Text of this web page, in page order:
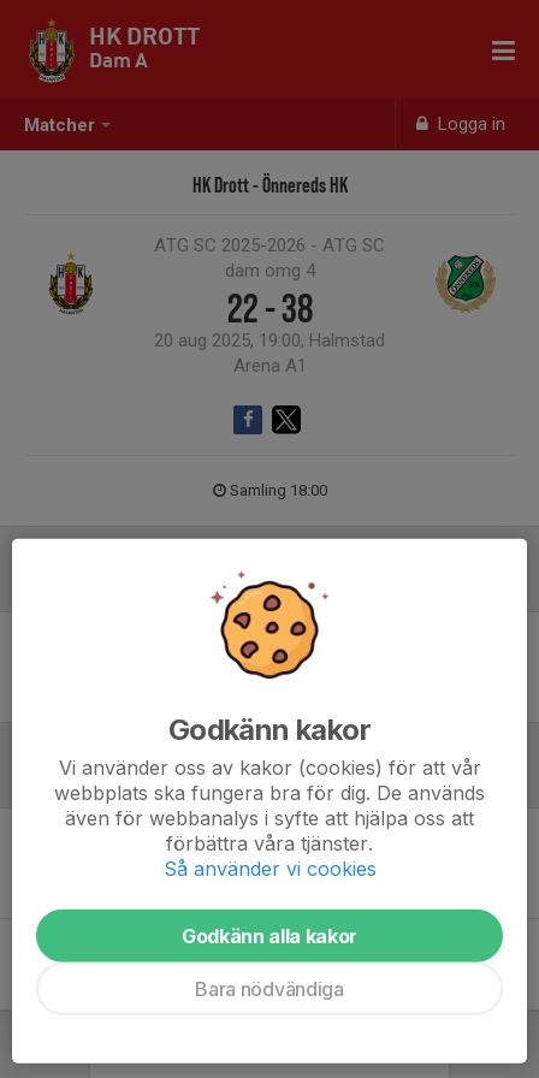
Matcher Logga in
HK DROTT
Dam A
HK Drott - Önnereds HK
ATG SC 2025-2026 - ATG SC
dam omg 4
22 - 38
20 aug 2025, 19:00, Halmstad
Arena A1
Samling 18:00
Ingen uppställning ifylld
Referat
Inget referat skrivet
Godkänn kakor
Vi använder oss av kakor (cookies) för att vår
webbplats ska fungera bra för dig. De används
även för webbanalys i syfte att hjälpa oss att
förbättra våra tjänster.
Så använder vi cookies
Godkänn alla kakor
Bara nödvändiga